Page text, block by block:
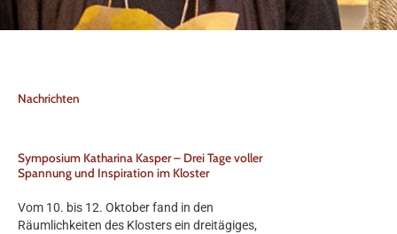
Nachrichten
Symposium Katharina Kasper – Drei Tage voller
Spannung und Inspiration im Kloster
Vom 10. bis 12. Oktober fand in den
Räumlichkeiten des Klosters ein dreitägiges,